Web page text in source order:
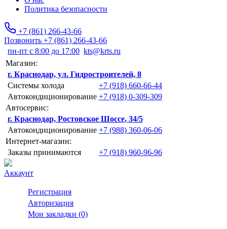
Политика безопасности
+7 (861) 266-43-66
Позвонить +7 (861) 266-43-66
пн-пт с 8:00 до 17:00 kts@krts.ru
Магазин:
г. Краснодар, ул. Гидростроителей, 8
Системы холода
+7 (918) 660-66-44
Автокондиционирование +7 (918) 0-309-309
Автосервис:
г. Краснодар, Ростовское Шоссе, 34/5
Автокондиционирование +7 (988) 360-06-06
Интернет-магазин:
Заказы принимаются
+7 (918) 960-96-96
Аккаунт
Регистрация
Авторизация
Мои закладки (0)